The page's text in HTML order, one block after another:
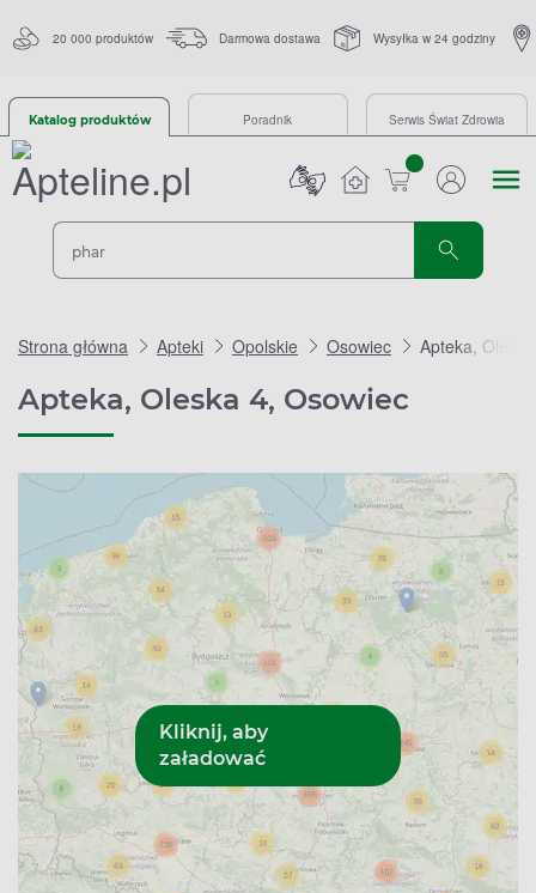
20 000 produktów Darmowa dostawa Wysyłka w 24 godziny
Katalog produktów Poradnik Serwis Świat Zdrowia
sztuk
Strona główna Apteki Opolskie Osowiec Apteka,
Apteka, Oleska 4, Osowiec